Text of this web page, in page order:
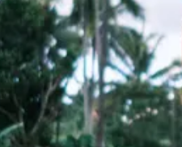
Finnland
→
→
→